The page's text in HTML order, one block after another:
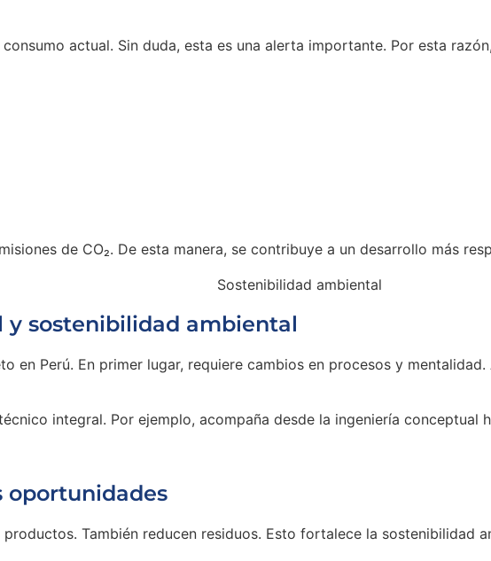
actual. Sin duda, esta es una alerta importante. Por esta
de CO₂. De esta manera, se contribuye a un desarrollo más
y sostenibilidad ambiental
en Perú. En primer lugar, requiere cambios en procesos y
integral. Por ejemplo, acompaña desde la ingeniería conceptual
oportunidades
También reducen residuos. Esto fortalece la sostenibilidad